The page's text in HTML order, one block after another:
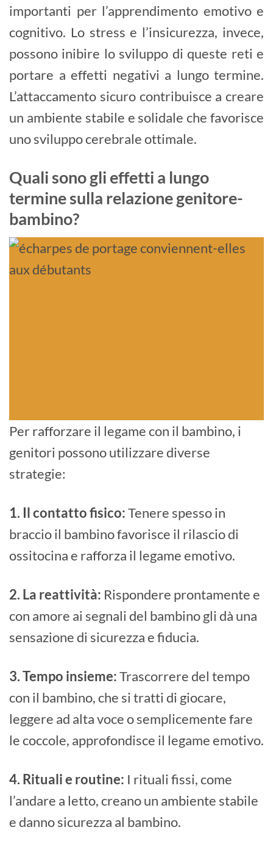
importanti per l’apprendimento emotivo e
cognitivo. Lo stress e l’insicurezza, invece,
possono inibire lo sviluppo di queste reti e
portare a effetti negativi a lungo termine.
L’attaccamento sicuro contribuisce a creare
un ambiente stabile e solidale che favorisce
uno sviluppo cerebrale ottimale.
Quali sono gli effetti a lungo
termine sulla relazione genitore-
bambino?
Per rafforzare il legame con il bambino, i
genitori possono utilizzare diverse
strategie:
1. Il contatto fisico:Tenere spesso in
braccio il bambino favorisce il rilascio di
ossitocina e rafforza il legame emotivo.
2. La reattività: Rispondere prontamente e
con amore ai segnali del bambino gli dà una
sensazione di sicurezza e fiducia.
3. Tempo insieme:Trascorrere del tempo
con il bambino, che si tratti di giocare,
leggere ad alta voce o semplicemente fare
le coccole, approfondisce il legame emotivo.
4. Rituali e routine: I rituali fissi, come
l’andare a letto, creano un ambiente stabile
e danno sicurezza al bambino.